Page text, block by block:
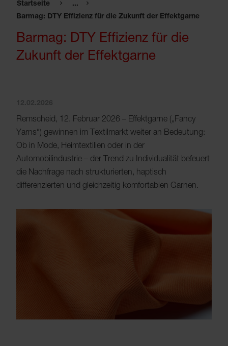
Startseite
...
Barmag: DTY Effizienz für die Zukunft der Effektgarne
Barmag: DTY Effizienz für die
Zukunft der Effektgarne
Remscheid, 12. Februar 2026 – Effektgarne („Fancy
Yarns“) gewinnen im Textilmarkt weiter an Bedeutung:
Ob in Mode, Heimtextilien oder in der
Automobilindustrie – der Trend zu Individualität befeuert
die Nachfrage nach strukturierten, haptisch
differenzierten und gleichzeitig komfortablen Garnen.